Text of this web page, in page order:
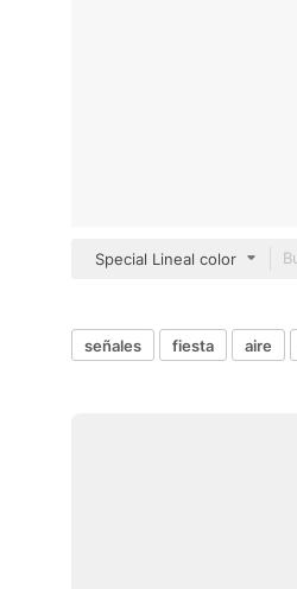
Special Lineal color
señales fiesta aire